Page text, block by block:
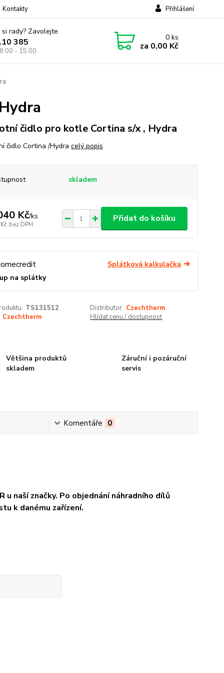
Kontakty Přihlášení
rady? Zavolejte.
385
- 15:00
0ks
za 0,00 Kč
čidlo pro kotle Cortina s/x , Hydra
čidlo Cortina /Hydra celý popis
skladem
Kč/ks
bez DPH
Přidat do košíku
Splátková kalkulačka
na splátky
TS131512 Distributor: Czechtherm
Czechtherm
Hlídat cenu / dostupnost
Většina produktů
skladem
Záruční i pozáruční
servis
Komentáře 0
naší značky. Po objednání náhradního dílů
k danému zařízení.